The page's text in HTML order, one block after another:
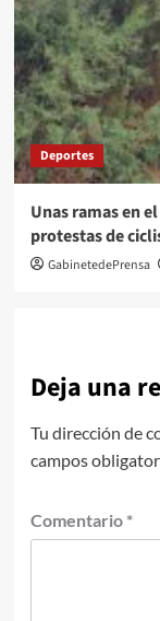
Deportes
Unas ramas en
protestas de
GabinetedePrensa
Deja una
Tu dirección de
campos
Comentario *